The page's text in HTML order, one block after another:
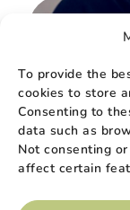
To provide the
cookies to store
Consenting to
data such as
Not consenting
affect certain